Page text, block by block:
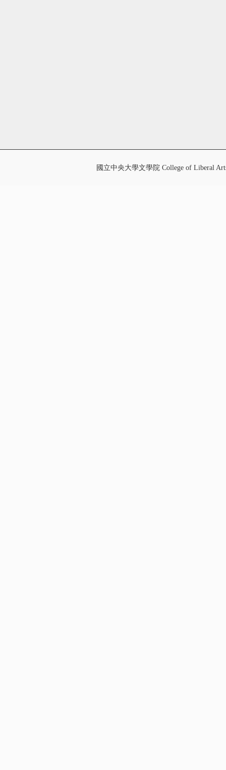
國立中央大學文學院 College of Liberal